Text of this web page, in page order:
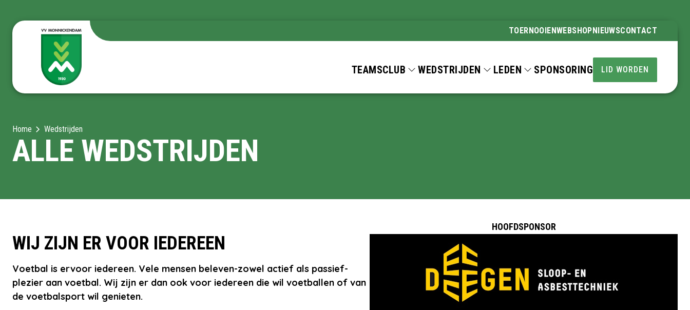
TEAMSCLUB WEDSTRIJDEN LEDEN SPONSORING LID WORDEN
TOERNOOIENWEBSHOPNIEUWSCONTACT
Home Wedstrijden
ALLE WEDSTRIJDEN
WIJ ZIJN ER VOOR IEDEREEN
Voetbal is ervoor iedereen. Vele mensen beleven-zowel actief als passief-
plezier aan voetbal. Wij zijn er dan ook voor iedereen die wil voetballen of van
de voetbalsport wil genieten.
HOOFDSPONSOR